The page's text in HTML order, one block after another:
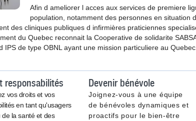
Afin d ameliorer l acces aux services de premiere
population, notamment des personnes en situation
des cliniques publiques d infirmières praticiennes
du Quebec reconnait la Cooperative de solidarite
IPS de type OBNL ayant une mission particuliere au Quebec.
responsabilités
vos droits et vos
en tant qu'usagers
la santé et des
Devenir bénévole
Joignez-vous à une équipe
de bénévoles dynamiques et
proactifs pour le bien-être